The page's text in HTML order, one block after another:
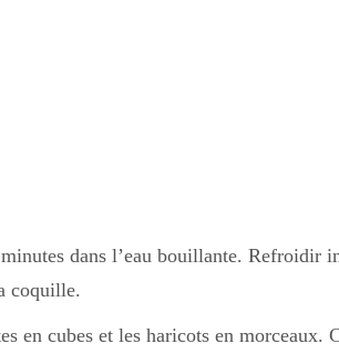
dans l’eau bouillante. Refroidir
coquille.
en cubes et les haricots en morceaux.